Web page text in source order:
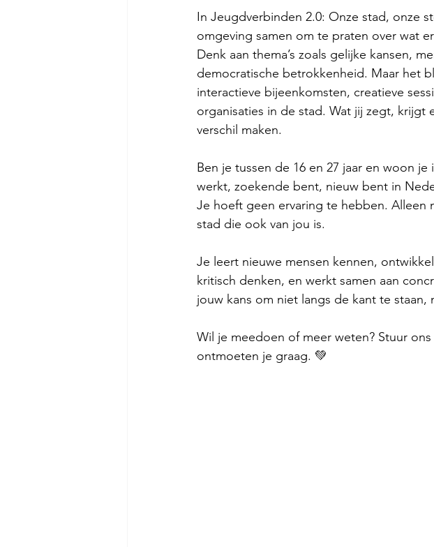
In Jeugdverbinden 2.0: Onze stad, onze
omgeving samen om te praten over wat
Denk aan thema’s zoals gelijke kansen,
democratische betrokkenheid. Maar het
interactieve bijeenkomsten, creatieve
organisaties in de stad. Wat jij zegt,
verschil maken.
Ben je tussen de 16 en 27 jaar en woon
werkt, zoekende bent, nieuw bent in
Je hoeft geen ervaring te hebben. Alleen
stad die ook van jou is.
Je leert nieuwe mensen kennen,
kritisch denken, en werkt samen aan
jouw kans om niet langs de kant te
Wil je meedoen of meer weten? Stuur
ontmoeten je graag. 💚